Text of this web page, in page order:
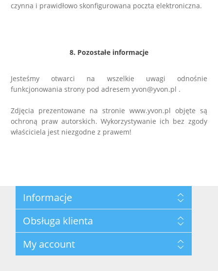
czynna i prawidłowo skonfigurowana poczta elektroniczna.
8. Pozostałe informacje
Jesteśmy otwarci na wszelkie uwagi odnośnie
funkcjonowania strony pod adresem yvon@yvon.pl .
Zdjęcia prezentowane na stronie www.yvon.pl objęte są
ochroną praw autorskich. Wykorzystywanie ich bez zgody
właściciela jest niezgodne z prawem!
Informacje
Polityka prywatności
Regulamin hurtowni
O marce Yvon
Kontakt
Obsługa klienta
Nowości
Blog
My account